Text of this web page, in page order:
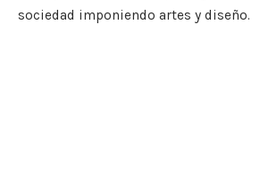
sociedad imponiendo artes y diseño.